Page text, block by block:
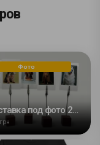
Фото
Подставка под фото 25х25мм с зажимом